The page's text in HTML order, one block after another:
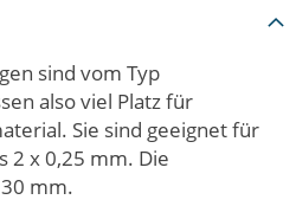
sind vom Typ
also viel Platz für
Sie sind geeignet für
2 x 0,25 mm. Die
mm.